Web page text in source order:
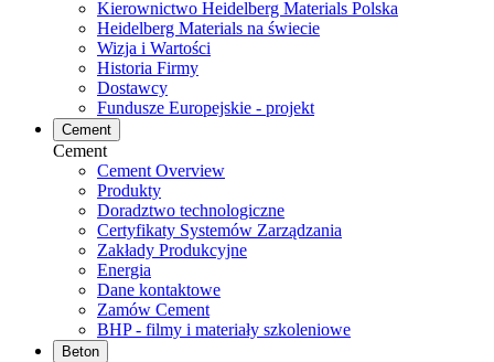
Kierownictwo Heidelberg Materials Polska
Heidelberg Materials na świecie
Wizja i Wartości
Historia Firmy
Dostawcy
Fundusze Europejskie - projekt
Cement
Cement
Cement Overview
Produkty
Doradztwo technologiczne
Certyfikaty Systemów Zarządzania
Zakłady Produkcyjne
Energia
Dane kontaktowe
Zamów Cement
BHP - filmy i materiały szkoleniowe
Beton